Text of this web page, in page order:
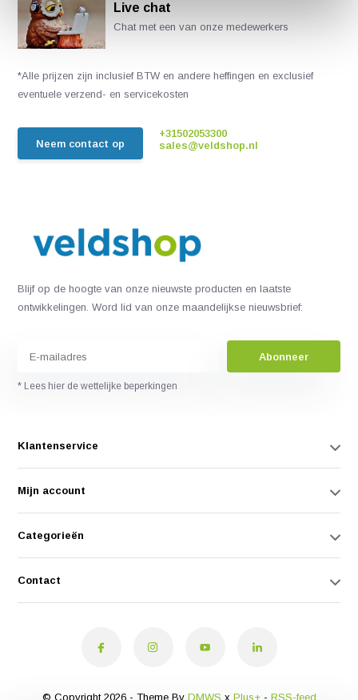
Live chat
Chat met een van onze medewerkers
*Alle prijzen zijn inclusief BTW en andere heffingen en exclusief
eventuele verzend- en servicekosten
Neem contact op
+31502053300
sales@veldshop.nl
Blijf op de hoogte van onze nieuwste producten en laatste
ontwikkelingen. Word lid van onze maandelijkse nieuwsbrief:
Abonneer
* Lees hier de wettelijke beperkingen
Klantenservice
Mijn account
Categorieën
Contact
© Copyright 2026 - Theme By DMWS x Plus+- RSS-feed